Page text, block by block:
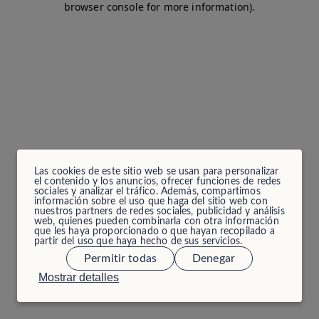
Las cookies de este sitio web se usan para personalizar
el contenido y los anuncios, ofrecer funciones de redes
sociales y analizar el tráfico. Además, compartimos
información sobre el uso que haga del sitio web con
nuestros partners de redes sociales, publicidad y análisis
web, quienes pueden combinarla con otra información
que les haya proporcionado o que hayan recopilado a
partir del uso que haya hecho de sus servicios.
Mostrar detalles
Permitir todas Denegar
browser console for more information).